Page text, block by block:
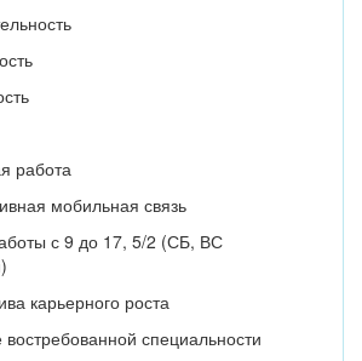
работа
мобильная связь
с 9 до 17, 5/2 (СБ, ВС
карьерного роста
специальности